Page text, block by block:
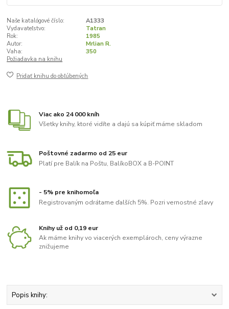
Naše katalógové číslo:
A1333
Vydavateľstvo:
Tatran
Rok:
1985
Autor:
Mrlian R.
Vaha:
350
Požiadavka na knihu
Pridať knihu do obľúbených
Viac ako 24 000 kníh
Všetky knihy, ktoré vidíte a dajú sa kúpiť máme skladom
Poštovné zadarmo od 25 eur
Platí pre Balík na Poštu, BalíkoBOX a B-POINT
- 5% pre knihomoľa
Registrovaným odrátame ďalších 5%. Pozri vernostné zľavy
Knihy už od 0,19 eur
Ak máme knihy vo viacerých exemplároch, ceny výrazne
znižujeme
Popis knihy: